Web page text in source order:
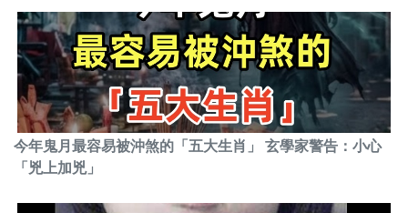
今年鬼月最容易被沖煞的「五大生肖」 玄學家警告：小心
「兇上加兇」